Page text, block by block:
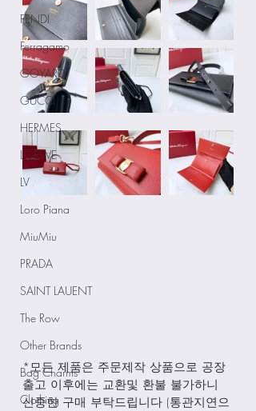
FENDI
Ferragamo
GOYARD
GUCCI
HERMES
LOEWE
LV
Loro Piana
MiuMiu
PRADA
SAINT LAUENT
The Row
Other Brands
Bag Charms
Clothing
*모든 제품은 주문제작 상품으로 공장
출고 이후에는 교환및 환불 불가하니
신중한 구매 부탁드립니다 (통관지연으